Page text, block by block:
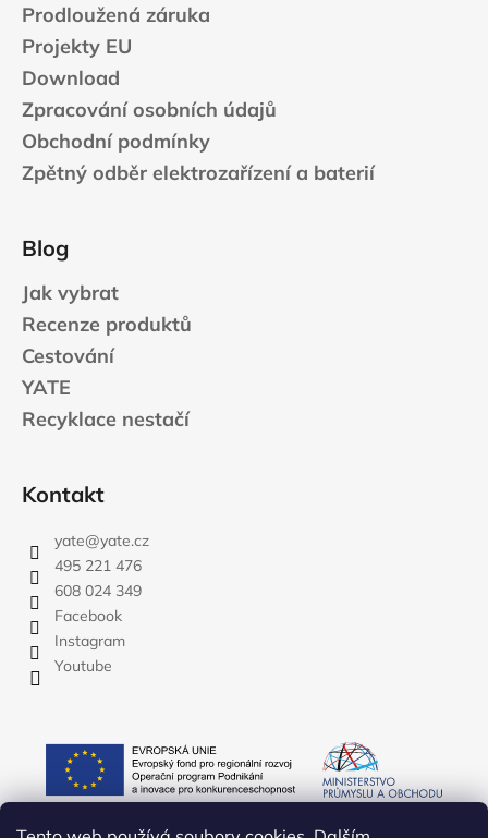
Prodloužená záruka
Projekty EU
Download
Zpracování osobních údajů
Obchodní podmínky
Zpětný odběr elektrozařízení a baterií
Blog
Jak vybrat
Recenze produktů
Cestování
YATE
Recyklace nestačí
Kontakt
yate@yate.cz
495 221 476
608 024 349
Facebook
Instagram
Youtube